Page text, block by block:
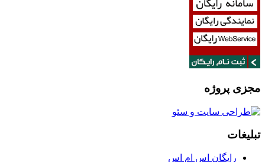
مجزی پروژه
تبلیغات
رایگان اس ام اس